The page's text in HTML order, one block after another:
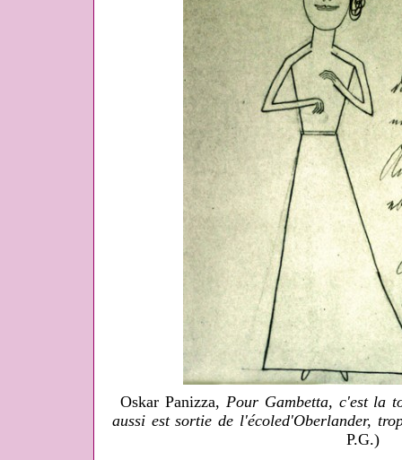
Oskar Panizza, Pour Gambetta, c'est la
aussi est sortie de l'écoled'Oberlander,
P.G.)